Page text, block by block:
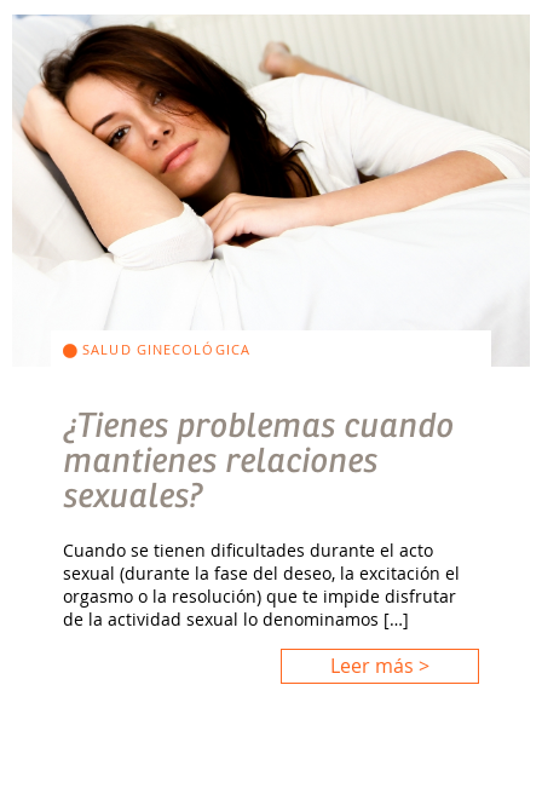
SALUD GINECOLÓGICA
¿Tienes problemas cuando
mantienes relaciones
sexuales?
Cuando se tienen dificultades durante el acto
sexual (durante la fase del deseo, la excitación el
orgasmo o la resolución) que te impide disfrutar
de la actividad sexual lo denominamos […]
Leer más >